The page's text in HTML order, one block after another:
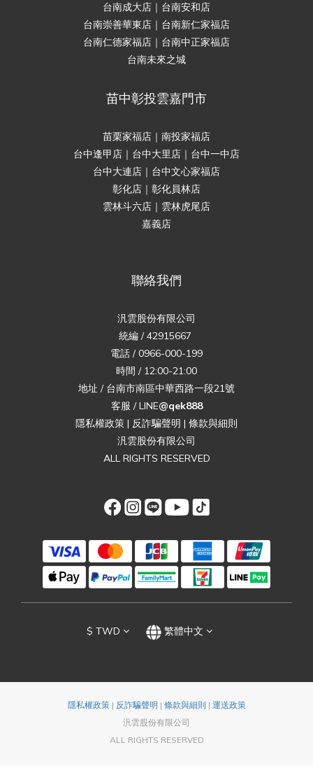
台南成大店｜台南安和店
台南崇善華東店｜台南新仁家福店
台南仁德家福店｜台南中正家福店
台南未來之城
苗中彰投雲嘉門市
苗栗家福店｜南投家福店
台中逢甲店｜台中大里店｜台中一中店
台中大連店｜台中文心家福店
彰化店｜彰化員林店
雲林斗六店｜雲林虎尾店
嘉義店
聯絡我們
汎雲股份有限公司
統編 / 42915667
電話 / 0966-000-199
時間 / 12:00-21:00
地址 / 台南市南區中華西路一段21號
客服 / LINE@qek888
隱私權政策 | 反詐騙聲明 | 條款與細則
汎雲股份有限公司
ALL RIGHTS RESERVED
$ TWD 繁體中文
隱私權政策| 反詐騙聲明 | 條款與細則 | 運送政策
汎雲股份有限公司
ALL RIGHTS RESERVED